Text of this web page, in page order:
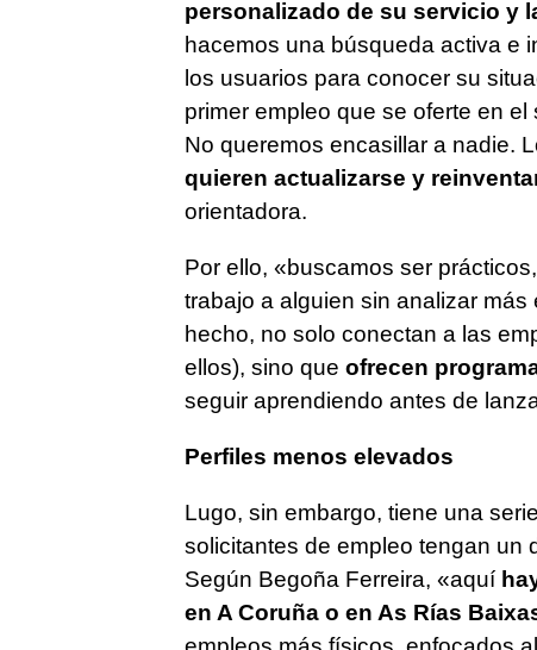
personalizado de su servicio y
hacemos una búsqueda activa e
los usuarios para conocer su
primer empleo que se oferte en
No queremos encasillar a nadie.
quieren actualizarse y
orientadora.
Por ello, «buscamos ser
trabajo a alguien sin analizar
hecho, no solo conectan a las
ellos), sino que ofrecen
seguir aprendiendo antes de
Perfiles menos elevados
Lugo, sin embargo, tiene una
solicitantes de empleo tengan un
Según Begoña Ferreira, «aquí
en A Coruña o en As Rías